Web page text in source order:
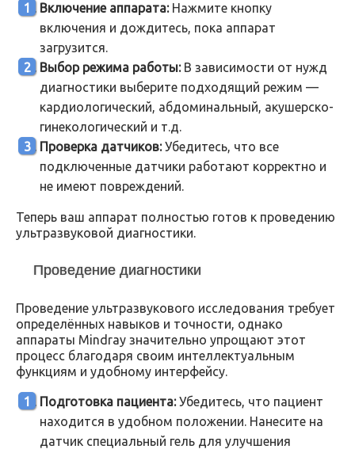
Включение аппарата:Нажмите кнопку
включения и дождитесь, пока аппарат
загрузится.
Выбор режима работы:В зависимости от нужд
диагностики выберите подходящий режим —
кардиологический, абдоминальный, акушерско-
гинекологический и т.д.
Проверка датчиков:Убедитесь, что все
подключенные датчики работают корректно и
не имеют повреждений.
Теперь ваш аппарат полностью готов к проведению
ультразвуковой диагностики.
Проведение диагностики
Проведение ультразвукового исследования требует
определённых навыков и точности, однако
аппараты Mindray значительно упрощают этот
процесс благодаря своим интеллектуальным
функциям и удобному интерфейсу.
Подготовка пациента:Убедитесь, что пациент
находится в удобном положении. Нанесите на
датчик специальный гель для улучшения